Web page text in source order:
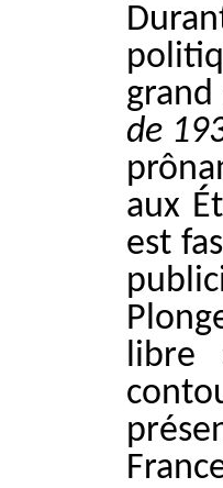
de
aux
est
libre